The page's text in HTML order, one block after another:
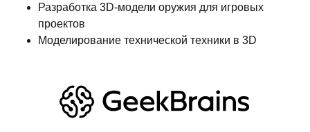
Разработка 3D-модели оружия для игровых
проектов
Моделирование технической техники в 3D